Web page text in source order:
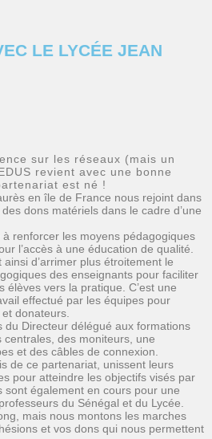
LE LYCÉE JEAN
sur les réseaux (mais un
revient avec une bonne
est né !
en île de France nous rejoint dans
dons matériels dans le cadre d’une
renforcer les moyens pédagogiques
l’accès à une éducation de qualité.
d’arrimer plus étroitement le
des enseignants pour faciliter
élèves vers la pratique. C’est une
effectué par les équipes pour
donateurs.
du Directeur délégué aux formations
centrales, des moniteurs, une
et des câbles de connexion.
de ce partenariat, unissent leurs
pour atteindre les objectifs visés par
sont également en cours pour une
du Sénégal et du Lycée.
mais nous montons les marches
et vos dons qui nous permettent